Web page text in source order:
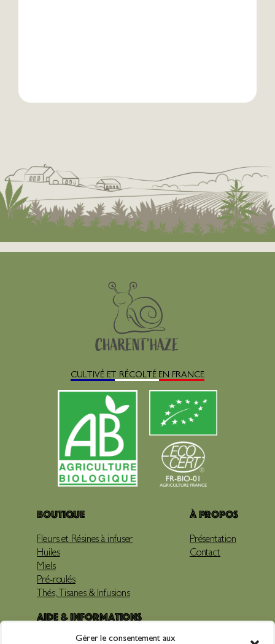
Gérer le consentement aux
CULTIVÉ ET RÉCOLTÉ EN FRANCE
Boutique
Fleurs et Résines à infuser
Huiles
Miels
Pré-roulés
Thés, Tisanes & Infusions
À propos
Présentation
Contact
Aide & Informations